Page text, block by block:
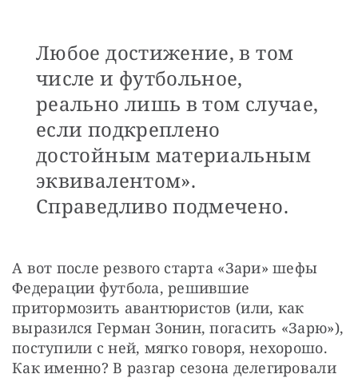
Любое достижение, в том
числе и футбольное,
реально лишь в том случае,
если подкреплено
достойным материальным
эквивалентом».
Справедливо подмечено.
А вот после резвого старта «Зари» шефы
Федерации футбола, решившие
притормозить авантюристов (или, как
выразился Герман Зонин, погасить «Зарю»),
поступили с ней, мягко говоря, нехорошо.
Как именно? В разгар сезона делегировали